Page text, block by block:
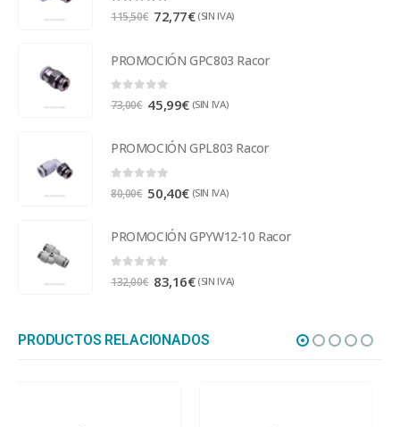
5.00out of 5
115,50€ 72,77€ (SIN IVA)
PROMOCIÓN GPC803 Racor
0out of 5
73,00€ 45,99€ (SIN IVA)
PROMOCIÓN GPL803 Racor
0 out of 5
80,00€ 50,40€ (SIN IVA)
PROMOCIÓN GPYW12-10 Racor
132,00€ 83,16€ (SIN IVA)
PRODUCTOS RELACIONADOS